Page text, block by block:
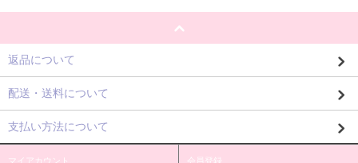
返品について
配送・送料について
支払い方法について
マイアカウント 会員登録